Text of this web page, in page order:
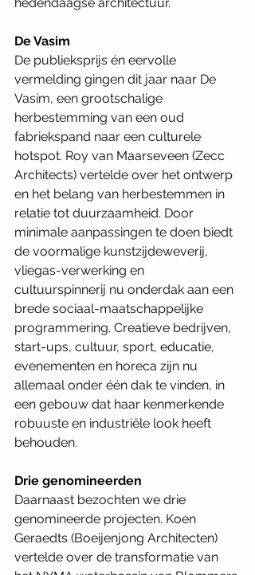
De Vasim
De publieksprijs én eervolle
vermelding gingen dit jaar naar De
Vasim, een grootschalige
herbestemming van een oud
fabriekspand naar een culturele
hotspot. Roy van Maarseveen (Zecc
Architects) vertelde over het ontwerp
en het belang van herbestemmen in
relatie tot duurzaamheid. Door
minimale aanpassingen te doen biedt
de voormalige kunstzijdeweverij,
vliegas-verwerking en
cultuurspinnerij nu onderdak aan een
brede sociaal-maatschappelijke
programmering. Creatieve bedrijven,
start-ups, cultuur, sport, educatie,
evenementen en horeca zijn nu
allemaal onder één dak te vinden, in
een gebouw dat haar kenmerkende
robuuste en industriële look heeft
behouden.
Drie genomineerden
Daarnaast bezochten we drie
genomineerde projecten. Koen
Geraedts (Boeijenjong Architecten)
vertelde over de transformatie van